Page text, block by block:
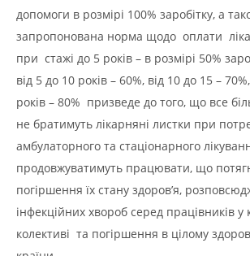
допомоги в розмірі 100% заробітку, а
запропонована норма щодо оплати
при стажі до 5 років – в розмірі 50%
від 5 до 10 років – 60%, від 10 до 15 –
років – 80% призведе до того, що все
не братимуть лікарняні листки при
амбулаторного та стаціонарного
продовжуватимуть працювати, що
погіршення їх стану здоров’я,
інфекційних хвороб серед працівників у
колективі та погіршення в цілому